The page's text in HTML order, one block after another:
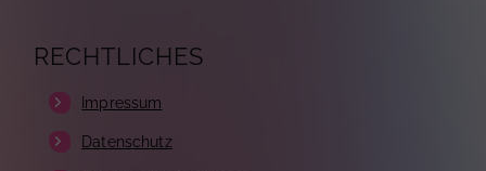
RECHTLICHES
Impressum
Datenschutz